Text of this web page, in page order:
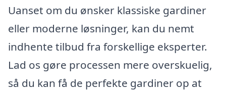
Uanset om du ønsker klassiske gardiner
eller moderne løsninger, kan du nemt
indhente tilbud fra forskellige eksperter.
Lad os gøre processen mere overskuelig,
så du kan få de perfekte gardiner op at